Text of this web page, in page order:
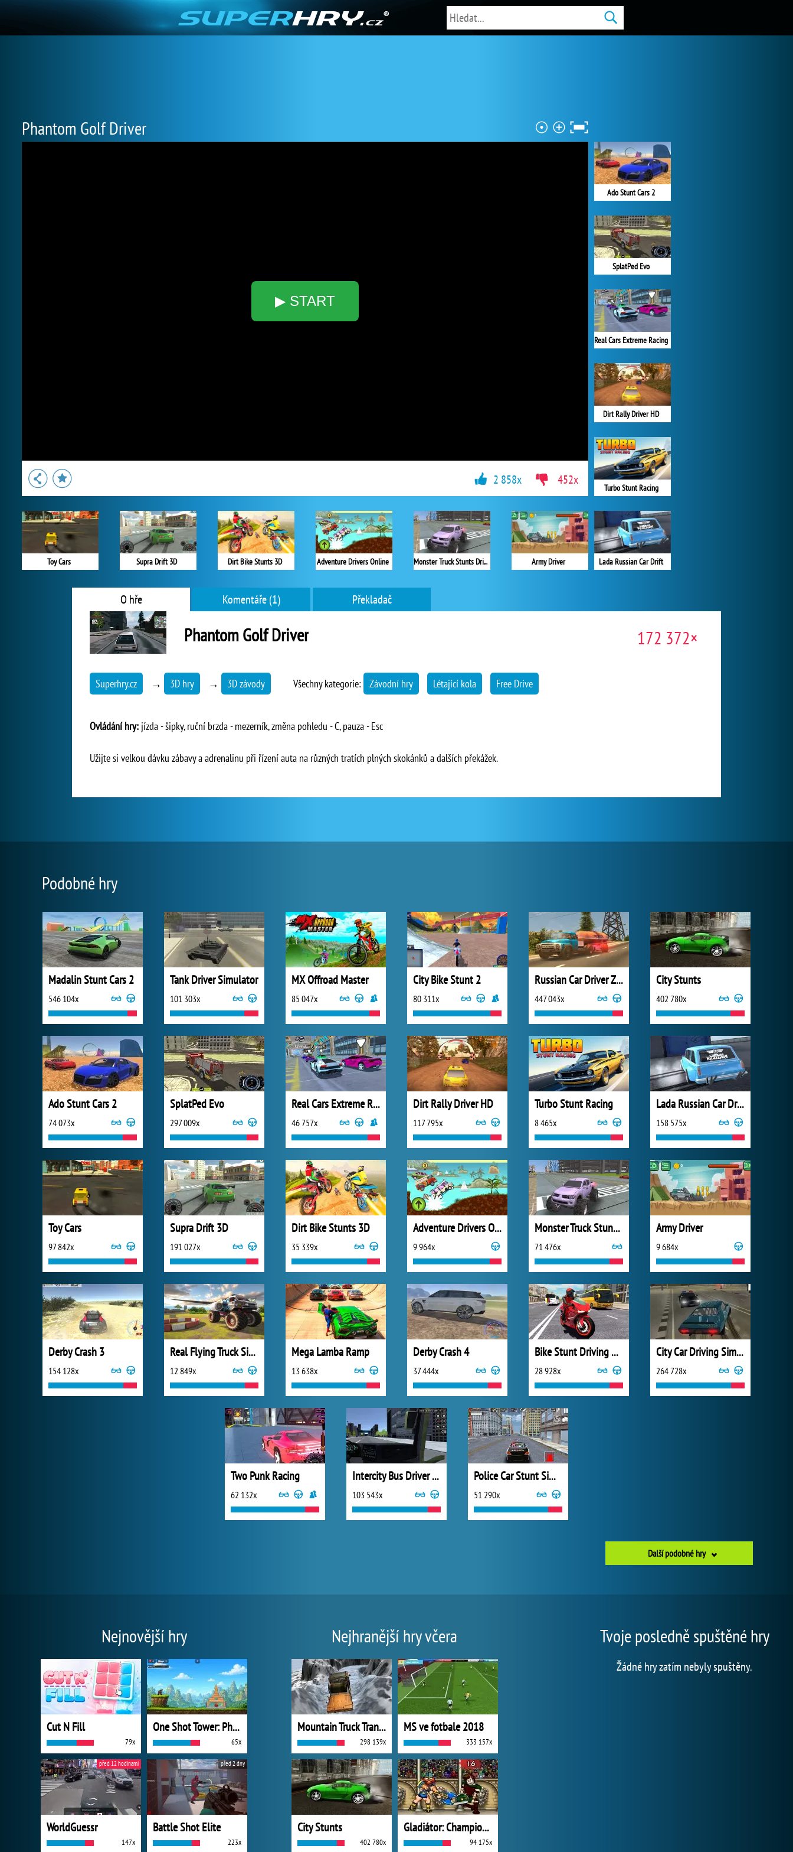
Phantom Golf Driver
▶ START
Ado Stunt Cars 2
SplatPed Evo
Real Cars Extreme Racing
Dirt Rally Driver HD
Turbo Stunt Racing
Lada Russian Car Drift
Toy Cars Supra Drift 3D Dirt Bike Stunts 3D Adventure Drivers Online Monster Truck Stunts Driving Simulator Army Driver
2 858x 452x
O hře Komentáře (1) Překladač
Phantom Golf Driver 172 372×
Superhry.cz → 3D hry → 3D závody Všechny kategorie: Závodní hry Létající kola Free Drive
Ovládání hry: jízda - šipky, ruční brzda - mezerník, změna pohledu - C, pauza - Esc
Užijte si velkou dávku zábavy a adrenalinu při řízení auta na různých tratích plných skokánků a dalších překážek.
Podobné hry
Madalin Stunt Cars 2
546 104x
Tank Driver Simulator
101 303x
MX Offroad Master
85 047x
City Bike Stunt 2
80 311x
Russian Car Driver ZIL 130
447 043x
City Stunts
402 780x
Ado Stunt Cars 2
74 073x
SplatPed Evo
297 009x
Real Cars Extreme Racing
46 757x
Dirt Rally Driver HD
117 795x
Turbo Stunt Racing
8 465x
Lada Russian Car Drift
158 575x
Toy Cars
97 842x
Supra Drift 3D
191 027x
Dirt Bike Stunts 3D
35 339x
Adventure Drivers Online
9 964x
Monster Truck Stunts Driving Simulator
71 476x
Army Driver
9 684x
Derby Crash 3
154 128x
Real Flying Truck Simulator 3D
12 849x
Mega Lamba Ramp
13 638x
Derby Crash 4
37 444x
Bike Stunt Driving Simulator 3D
28 928x
City Car Driving Simulator 3
264 728x
Two Punk Racing
62 132x
Intercity Bus Driver 3D
103 543x
Police Car Stunt Simulator
51 290x
Další podobné hry
Nejnovější hry
Cut N Fill
79x
One Shot Tower: Physics Destroyer
65x
WorldGuessr
147x
před 12 hodinami
Battle Shot Elite
223x
před 2 dny
Nejhranější hry včera
Mountain Truck Transport
298 139x
MS ve fotbale 2018
333 157x
City Stunts
402 780x
Gladiátor: Champions Sprint
94 175x
Tvoje posledně spuštěné hry
Žádné hry zatím nebyly spuštěny.